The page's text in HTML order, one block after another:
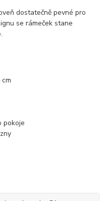
dostatečně pevné pro
se rámeček stane
pokoje